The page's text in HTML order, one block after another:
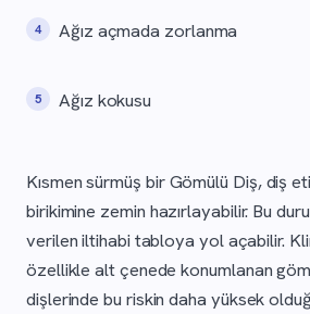
Ağız açmada zorlanma
Ağız kokusu
Kısmen sürmüş bir Gömülü Diş, diş
birikimine zemin hazırlayabilir. Bu
verilen iltihabi tabloya yol açabilir.
özellikle alt çenede konumlanan
dişlerinde bu riskin daha yüksek